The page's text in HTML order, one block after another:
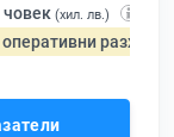
човек (хил. лв.)
разходи